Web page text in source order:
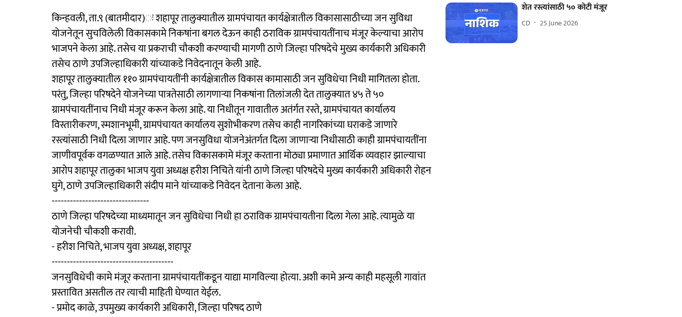
किन्हवली, ता.९ (बातमीदार)ः शहापूर तालुक्यातील ग्रामपंचायत कार्यक्षेत्रातील विकासासाठीच्या जन सुविधा
योजनेतून सुचविलेली विकासकामे निकषांना बगल देऊन काही ठराविक ग्रामपंचायतींनाच मंजूर केल्याचा आरोप
भाजपने केला आहे. तसेच या प्रकराची चौकशी करण्याची मागणी ठाणे जिल्हा परिषदेचे मुख्य कार्यकारी अधिकारी
तसेच ठाणे उपजिल्हाधिकारी यांच्याकडे निवेदनातून केली आहे.
शहापूर तालुक्यातील ११० ग्रामपंचायतींनी कार्यक्षेत्रातील विकास कामासाठी जन सुविधेचा निधी मागितला होता.
परंतु, जिल्हा परिषदेने योजनेच्या पात्रतेसाठी लागणाऱ्या निकषांना तिलांजली देत तालुक्यात ४५ ते ५०
ग्रामपंचायतींनाच निधी मंजूर करून केला आहे. या निधीतून गावातील अतंर्गत रस्ते, ग्रामपंचायत कार्यालय
विस्तारीकरण, स्मशानभूमी, ग्रामपंचायत कार्यालय सुशोभीकरण तसेच काही नागरिकांच्या घराकडे जाणारे
रस्त्यांसाठी निधी दिला जाणार आहे. पण जनसुविधा योजनेअंतर्गत दिला जाणाऱ्या निधीसाठी काही ग्रामपंचायतींना
जाणीवपूर्वक वगळण्यात आले आहे. तसेच विकासकामे मंजूर करताना मोठ्या प्रमाणात आर्थिक व्यवहार झाल्याचा
आरोप शहापूर तालुका भाजप युवा अध्यक्ष हरीश निचिते यांनी ठाणे जिल्हा परिषदेचे मुख्य कार्यकारी अधिकारी रोहन
घुगे, ठाणे उपजिल्हाधिकारी संदीप माने यांच्याकडे निवेदन देताना केला आहे.
--------------------------------
ठाणे जिल्हा परिषदेच्या माध्यमातून जन सुविधेचा निधी हा ठराविक ग्रामपंचायतीना दिला गेला आहे. त्यामुळे या
योजनेची चौकशी करावी.
- हरीश निचिते, भाजप युवा अध्यक्ष, शहापूर
----------------------------------------
जनसुविधेची कामे मंजूर करताना ग्रामपंचायतींकडून याद्या मागविल्या होत्या. अशी कामे अन्य काही महसूली गावांत
प्रस्तावित असतील तर त्याची माहिती घेण्यात येईल.
- प्रमोद काळे, उपमुख्य कार्यकारी अधिकारी, जिल्हा परिषद ठाणे
शेत रस्त्यांसाठी ५० कोटी मंजूर
CD 25 June 2026